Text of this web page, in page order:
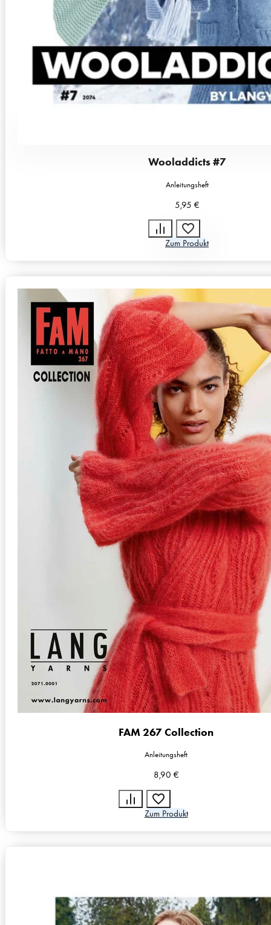
Wooladdicts #7
Anleitungsheft
5,95 €
Zum Produkt
FAM 267 Collection
Anleitungsheft
8,90 €
Zum Produkt